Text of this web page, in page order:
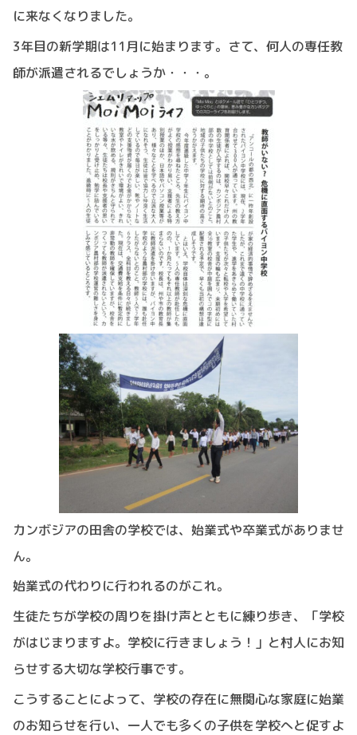
に来なくなりました。
3年目の新学期は11月に始まります。さて、何人の専任教
師が派遣されるでしょうか・・・。
カンボジアの田舎の学校では、始業式や卒業式がありませ
ん。
始業式の代わりに行われるのがこれ。
生徒たちが学校の周りを掛け声とともに練り歩き、「学校
がはじまりますよ。学校に行きましょう！」と村人にお知
らせする大切な学校行事です。
こうすることによって、学校の存在に無関心な家庭に始業
のお知らせを行い、一人でも多くの子供を学校へと促すよ